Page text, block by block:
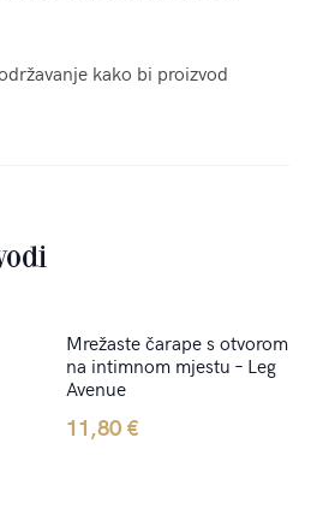
kako bi proizvod
Mrežaste čarape s otvorom
na intimnom mjestu – Leg
Avenue
11,80€